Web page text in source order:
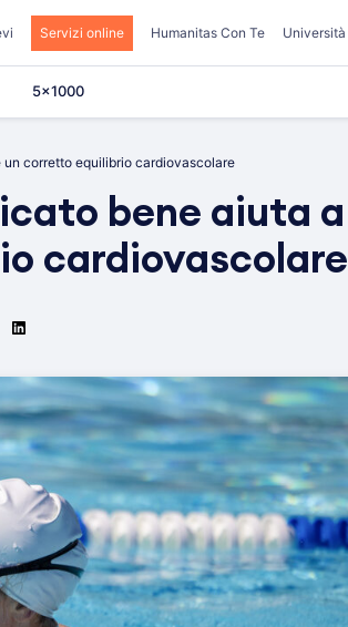
Servizi online Humanitas Con Te Università
5×1000
corretto equilibrio cardiovascolare
bene aiuta a
cardiovascolare